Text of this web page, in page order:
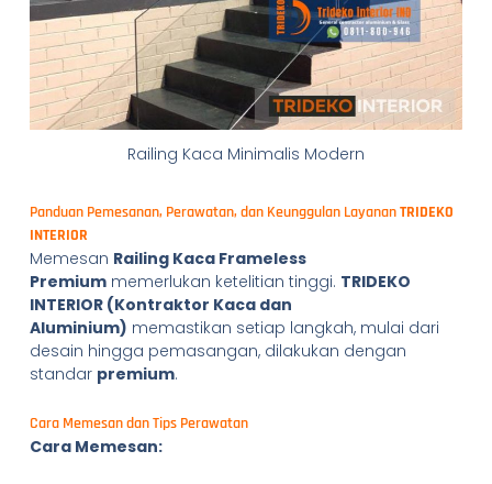
Railing Kaca Minimalis Modern
Panduan Pemesanan, Perawatan, dan Keunggulan LayananTRIDEKO
INTERIOR
Memesan Railing Kaca Frameless
Premiummemerlukan ketelitian tinggi. TRIDEKO
INTERIOR (Kontraktor Kaca dan
Aluminium) memastikan setiap langkah, mulai dari
desain hingga pemasangan, dilakukan dengan
standar premium.
Cara Memesan dan Tips Perawatan
Cara Memesan: